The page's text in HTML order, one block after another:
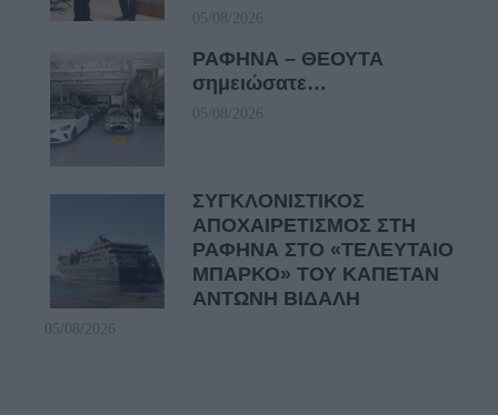
05/08/2026
ΡΑΦΗΝΑ – ΘΕΟΥΤΑ
σημειώσατε…
05/08/2026
ΣΥΓΚΛΟΝΙΣΤΙΚΟΣ
ΑΠΟΧΑΙΡΕΤΙΣΜΟΣ ΣΤΗ
ΡΑΦΗΝΑ ΣΤΟ «ΤΕΛΕΥΤΑΙΟ
ΜΠΑΡΚΟ» ΤΟΥ ΚΑΠΕΤΑΝ
ΑΝΤΩΝΗ ΒΙΔΑΛΗ
05/08/2026